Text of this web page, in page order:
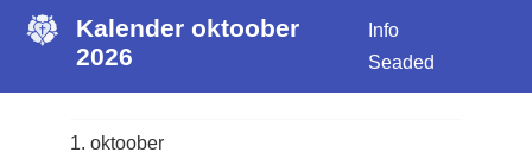
Kalender oktoober
2026
Info
Seaded
1. oktoober